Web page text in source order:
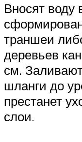
Вносят воду
траншеи
деревьев
см.
шланги до
престанет
слои.